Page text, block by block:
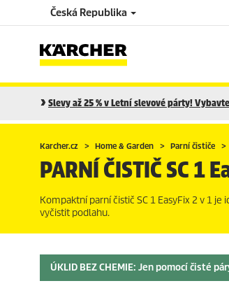
Česká Republika
Slevy až 25 % v Letní slevové párty!
Karcher.cz Home & Garden Parní čističe
PARNÍ ČISTIČ SC 1
Kompaktní parní čistič SC 1 EasyFix 2 v 1 je
vyčistit podlahu.
ÚKLID BEZ CHEMIE: Jen pomocí čisté